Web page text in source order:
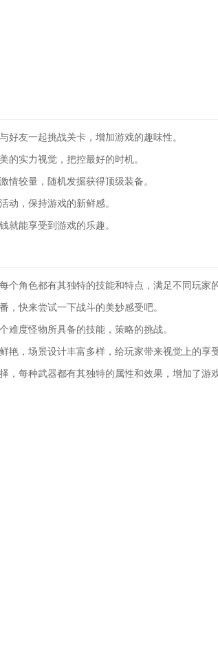
好友一起挑战关卡，增加游戏的趣味性。
的实力视觉，把控最好的时机。
情较量，随机发掘获得顶级装备。
动，保持游戏的新鲜感。
就能享受到游戏的乐趣。
个角色都有其独特的技能和特点，满足不同玩家
，快来尝试一下战斗的美妙感受吧。
难度怪物所具备的技能，策略的挑战。
艳，场景设计丰富多样，给玩家带来视觉上的享受
，每种武器都有其独特的属性和效果，增加了游